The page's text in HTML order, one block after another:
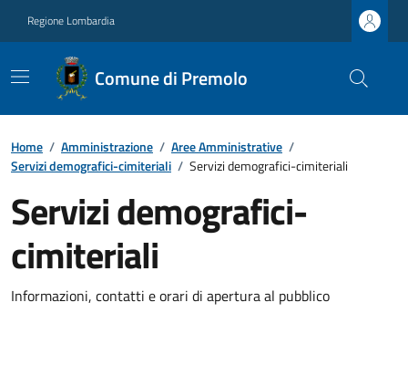
Regione Lombardia
Comune di Premolo
Home / Amministrazione / Aree Amministrative /
Servizi demografici-cimiteriali / Servizi demografici-cimiteriali
Servizi demografici-
cimiteriali
Informazioni, contatti e orari di apertura al pubblico